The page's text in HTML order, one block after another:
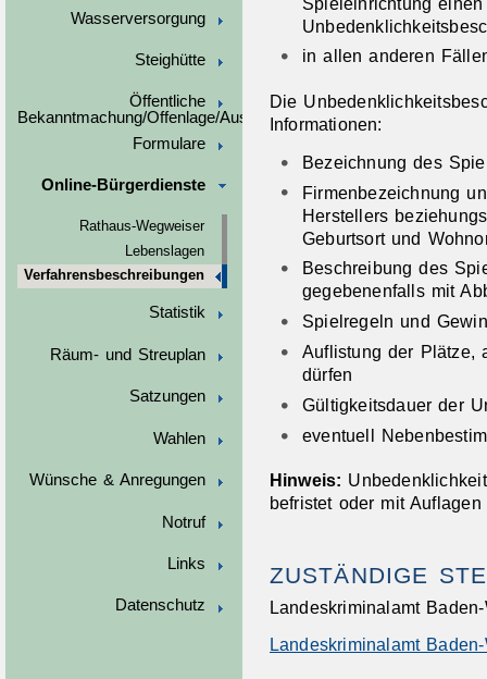
Wasserversorgung
Steighütte
Öffentliche
Bekanntmachung/Offenlage/Ausschreibungen
Formulare
Online-Bürgerdienste
Rathaus-Wegweiser
Lebenslagen
Verfahrensbeschreibungen
Statistik
Räum- und Streuplan
Satzungen
Wahlen
Wünsche & Anregungen
Notruf
Links
Datenschutz
in allen anderen
Die
Informationen:
Bezeichnung des
Firmenbezeichnung
Herstellers
Geburtsort und
Beschreibung des
gegebenenfalls mit
Spielregeln und
Auflistung der Plätze,
dürfen
Gültigkeitsdauer der
eventuell
Hinweis:
befristet oder mit
ZUSTÄNDIGE
Landeskriminalamt
Landeskriminalamt